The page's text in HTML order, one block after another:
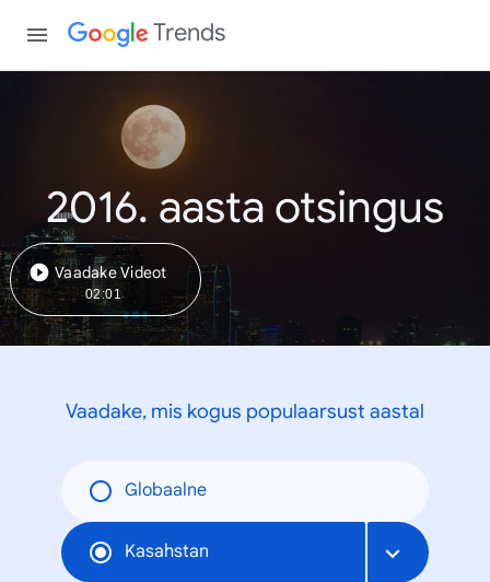
Trends
2016. aasta otsingus
Vaadake Videot
02:01
Vaadake, mis kogus populaarsust aastal
Globaalne
Kasahstan